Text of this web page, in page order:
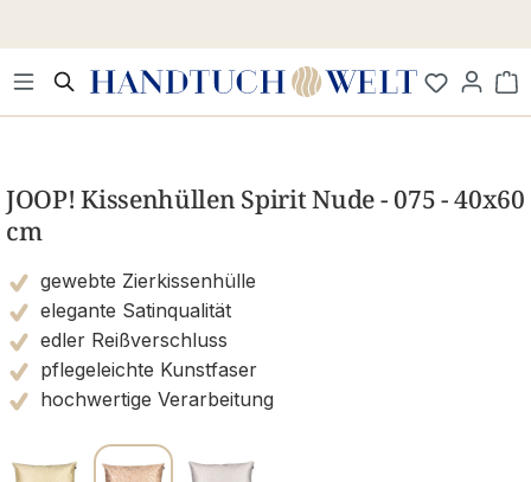
JOOP! Kissenhüllen Spirit Nude - 075 - 40x60
cm
gewebte Zierkissenhülle
elegante Satinqualität
edler Reißverschluss
pflegeleichte Kunstfaser
hochwertige Verarbeitung